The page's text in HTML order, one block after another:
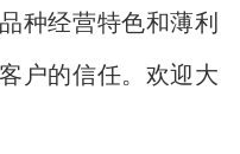
种经营特色和薄利
户的信任。欢迎大